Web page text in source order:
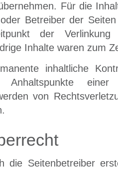
Für die
Betreiber der
der Verlinkung
Inhalte waren zum
inhaltliche
Anhaltspunkte
von
die Seitenbetreiber